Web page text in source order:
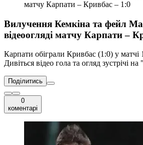
матчу Карпати – Кривбас – 1:0
Вилучення Кемкіна та фейл
відеоогляді матчу Карпати –
Карпати обіграли Кривбас (1:0) у
Дивіться відео гола та огляд зустрічі
Поділитись
0
коментарі